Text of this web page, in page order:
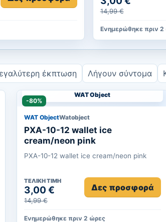
14,99 €
Ενημερώθηκε πριν 2
έκπτωση Λήγουν σύντομα
WAT Object
-80%
WAT ObjectWatobject
PXA-10-12 wallet ice
cream/neon pink
PXA-10-12 wallet ice cream/neon pink
ΤΕΛΙΚΉ ΤΙΜΉ
3,00 €
14,99 €
Δες προσφορά
Ενημερώθηκε πριν 2 ώρες